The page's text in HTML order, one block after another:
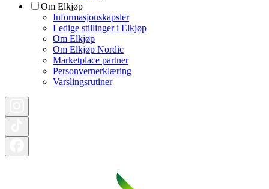
Om Elkjøp
Informasjonskapsler
Ledige stillinger i Elkjøp
Om Elkjøp
Om Elkjøp Nordic
Marketplace partner
Personvernerklæring
Varslingsrutiner